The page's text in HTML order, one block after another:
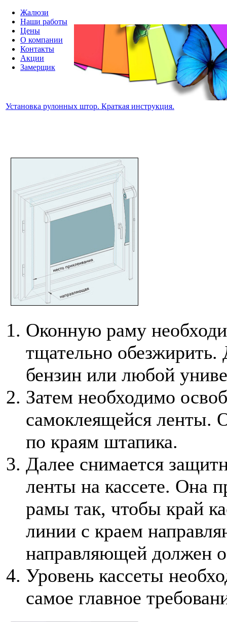
Жалюзи
Наши работы
Цены
О компании
Контакты
Акции
Замерщик
Установка рулонных штор. Краткая инструкция.
Оконную раму
тщательно обезжирить.
бензин или любой
Затем необходимо
самоклеящейся ленты.
по краям штапика.
Далее снимается
ленты на кассете. Она
рамы так, чтобы край
линии с краем
направляющей должен
Уровень кассеты
самое главное